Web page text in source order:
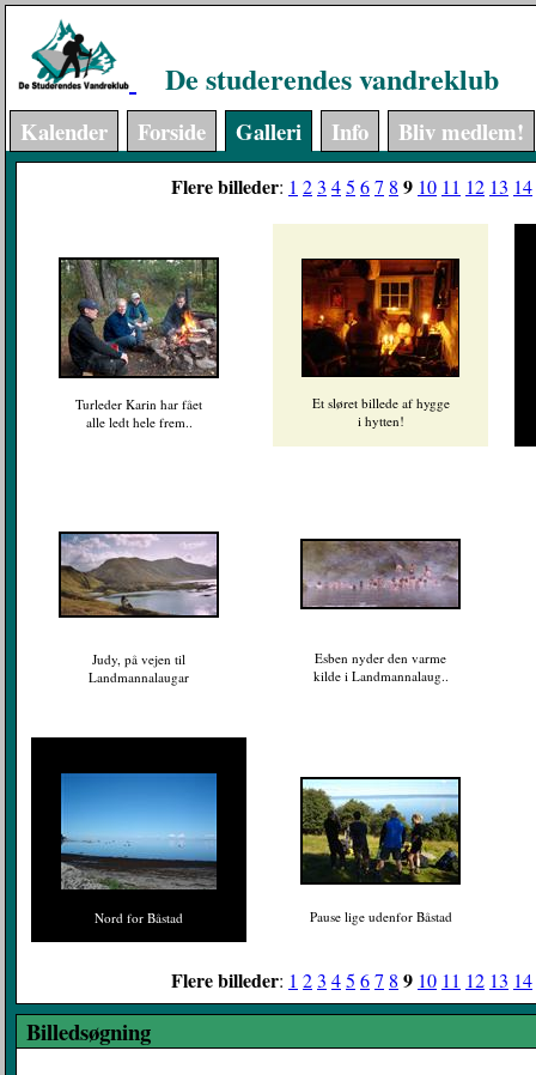
De studerendes vandreklub
Kalender Forside Galleri Info Bliv medlem!
Flere billeder: 1 23 45 67 8 9 10 11 12 13 14
Turleder Karin har fået
alle ledt hele frem..
Et sløret billede af hygge
i hytten!
Judy, på vejen til
Landmannalaugar
Esben nyder den varme
kilde i Landmannalaug..
Nord for Båstad Pause lige udenfor Båstad
Flere billeder: 1 23 45 67 8 9 10 11 12 13 14
Billedsøgning